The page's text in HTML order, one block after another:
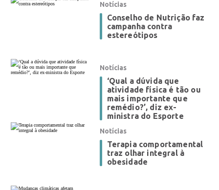
Notícias
Conselho de Nutrição faz
campanha contra
estereótipos
Notícias
‘Qual a dúvida que
atividade física é tão ou
mais importante que
remédio?’, diz ex-
ministra do Esporte
Notícias
Terapia comportamental
traz olhar integral à
obesidade